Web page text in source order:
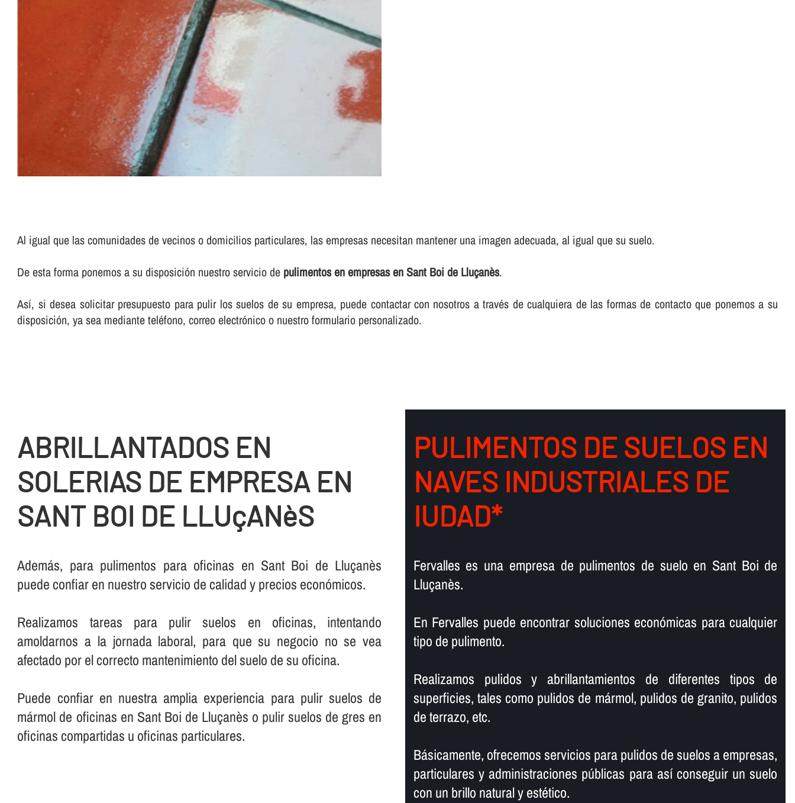
Al igual que las comunidades de vecinos o domicilios particulares, las empresas necesitan mantener una imagen adecuada, al igual que su suelo.
De esta forma ponemos a su disposición nuestro servicio de pulimentos en empresas en Sant Boi de Lluçanès.
Así­, si desea solicitar presupuesto para pulir los suelos de su empresa, puede contactar con nosotros a través de cualquiera de las formas de contacto que ponemos a su
disposición, ya sea mediante teléfono, correo electrónico o nuestro formulario personalizado.
ABRILLANTADOS EN
SOLERIAS DE EMPRESA EN
SANT BOI DE LLUçANèS
Además, para pulimentos para oficinas en Sant Boi de Lluçanès
puede confiar en nuestro servicio de calidad y precios económicos.
Realizamos tareas para pulir suelos en oficinas, intentando
amoldarnos a la jornada laboral, para que su negocio no se vea
afectado por el correcto mantenimiento del suelo de su oficina.
Puede confiar en nuestra amplia experiencia para pulir suelos de
mármol de oficinas en Sant Boi de Lluçanès o pulir suelos de gres en
oficinas compartidas u oficinas particulares.
PULIMENTOS DE SUELOS EN
NAVES INDUSTRIALES DE
IUDAD*
Fervalles es una empresa de pulimentos de suelo en Sant Boi de
Lluçanès.
En Fervalles puede encontrar soluciones económicas para cualquier
tipo de pulimento.
Realizamos pulidos y abrillantamientos de diferentes tipos de
superficies, tales como pulidos de mármol, pulidos de granito, pulidos
de terrazo, etc.
Básicamente, ofrecemos servicios para pulidos de suelos a empresas,
particulares y administraciones públicas para así­ conseguir un suelo
con un brillo natural y estético.